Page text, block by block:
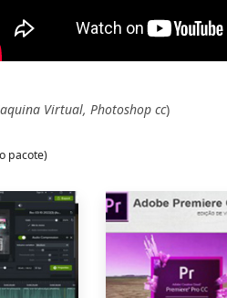
Virtual, Photoshop cc)
pacote)